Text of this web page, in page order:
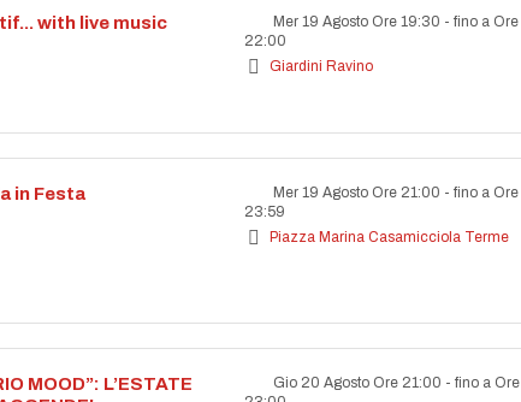
with live music Mer 19 Agosto Ore 19:30 - fino a Ore
22:00
Giardini Ravino
in Festa Mer 19 Agosto Ore 21:00 - fino a Ore
23:59
Piazza Marina Casamicciola Terme
MOOD”: L’ESTATE
Gio 20 Agosto Ore 21:00 - fino a Ore